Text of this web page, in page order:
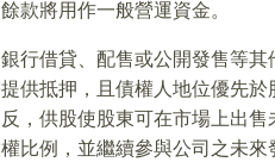
款將用作一般營運資金。
行借貸、配售或公開發售等
供抵押，且債權人地位優先
，供股使股東可在市場上出
比例，並繼續參與公司之未來